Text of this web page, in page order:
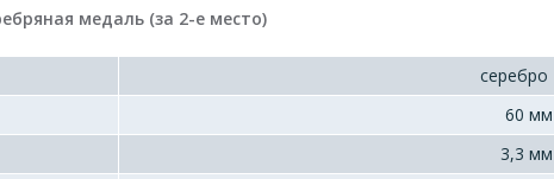
медаль (за 2-е место)
серебро
60 мм
3,3 мм